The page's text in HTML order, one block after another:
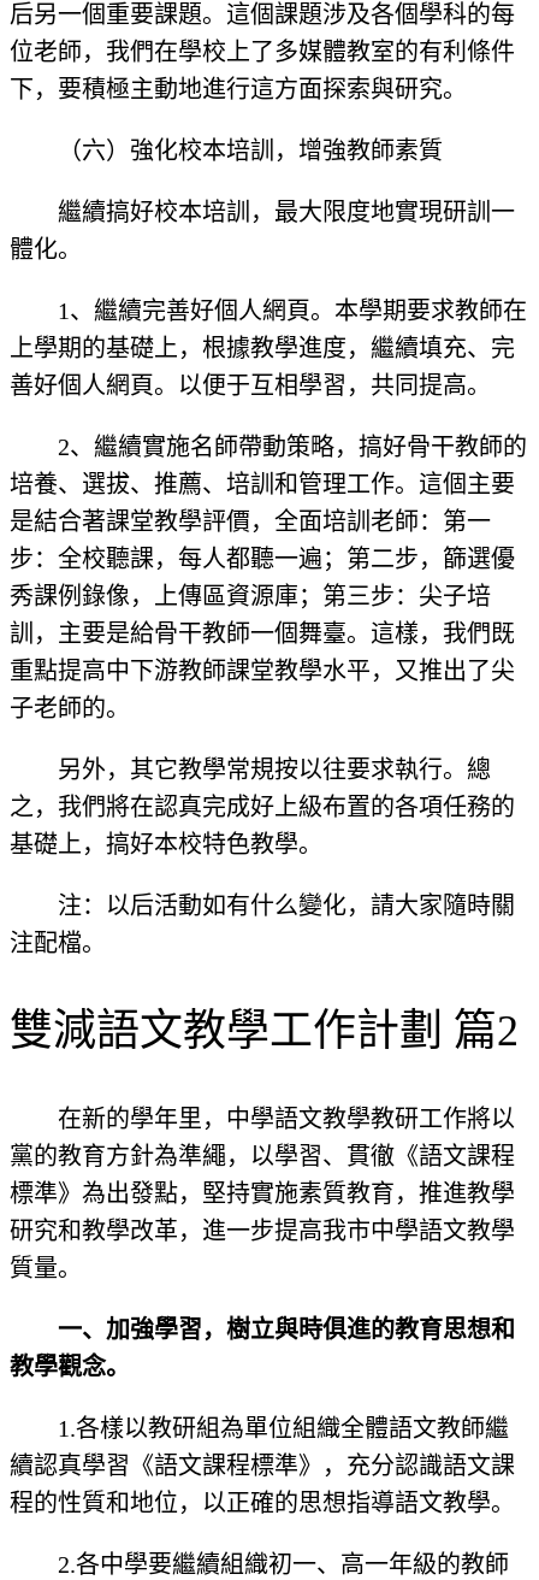
后另一個重要課題。這個課題涉及各個學科的每
位老師，我們在學校上了多媒體教室的有利條件
下，要積極主動地進行這方面探索與研究。
（六）強化校本培訓，增強教師素質
繼續搞好校本培訓，最大限度地實現研訓一
體化。
1、繼續完善好個人網頁。本學期要求教師在
上學期的基礎上，根據教學進度，繼續填充、完
善好個人網頁。以便于互相學習，共同提高。
2、繼續實施名師帶動策略，搞好骨干教師的
培養、選拔、推薦、培訓和管理工作。這個主要
是結合著課堂教學評價，全面培訓老師：第一
步：全校聽課，每人都聽一遍；第二步，篩選優
秀課例錄像，上傳區資源庫；第三步：尖子培
訓，主要是給骨干教師一個舞臺。這樣，我們既
重點提高中下游教師課堂教學水平，又推出了尖
子老師的。
另外，其它教學常規按以往要求執行。總
之，我們將在認真完成好上級布置的各項任務的
基礎上，搞好本校特色教學。
注：以后活動如有什么變化，請大家隨時關
注配檔。
雙減語文教學工作計劃 篇2
在新的學年里，中學語文教學教研工作將以
黨的教育方針為準繩，以學習、貫徹《語文課程
標準》為出發點，堅持實施素質教育，推進教學
研究和教學改革，進一步提高我市中學語文教學
質量。
一、加強學習，樹立與時俱進的教育思想和
教學觀念。
1.各樣以教研組為單位組織全體語文教師繼
續認真學習《語文課程標準》，充分認識語文課
程的性質和地位，以正確的思想指導語文教學。
2.各中學要繼續組織初一、高一年級的教師